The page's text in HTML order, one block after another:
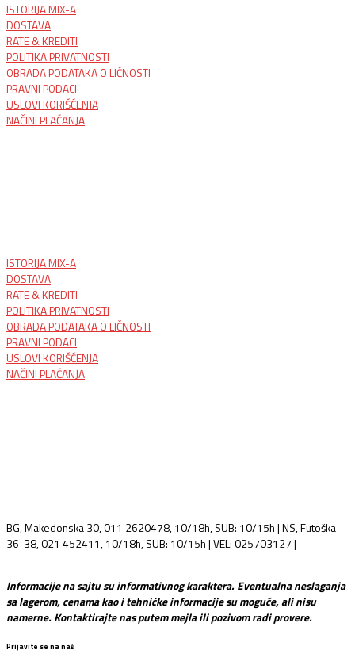
ISTORIJA MIX-A
DOSTAVA
RATE & KREDITI
POLITIKA PRIVATNOSTI
OBRADA PODATAKA O LIČNOSTI
PRAVNI PODACI
USLOVI KORIŠĆENJA
NAČINI PLAĆANJA
ISTORIJA MIX-A
DOSTAVA
RATE & KREDITI
POLITIKA PRIVATNOSTI
OBRADA PODATAKA O LIČNOSTI
PRAVNI PODACI
USLOVI KORIŠĆENJA
NAČINI PLAĆANJA
BG, Makedonska 30, 011 2620478, 10/18h, SUB: 10/15h | NS, Futoška
36-38, 021 452411, 10/18h, SUB: 10/15h | VEL: 025703127 |
Informacije na sajtu su informativnog karaktera. Eventualna neslaganja
sa lagerom, cenama kao i tehničke informacije su moguće, ali nisu
namerne. Kontaktirajte nas putem mejla ili pozivom radi provere.
Prijavite se na naš